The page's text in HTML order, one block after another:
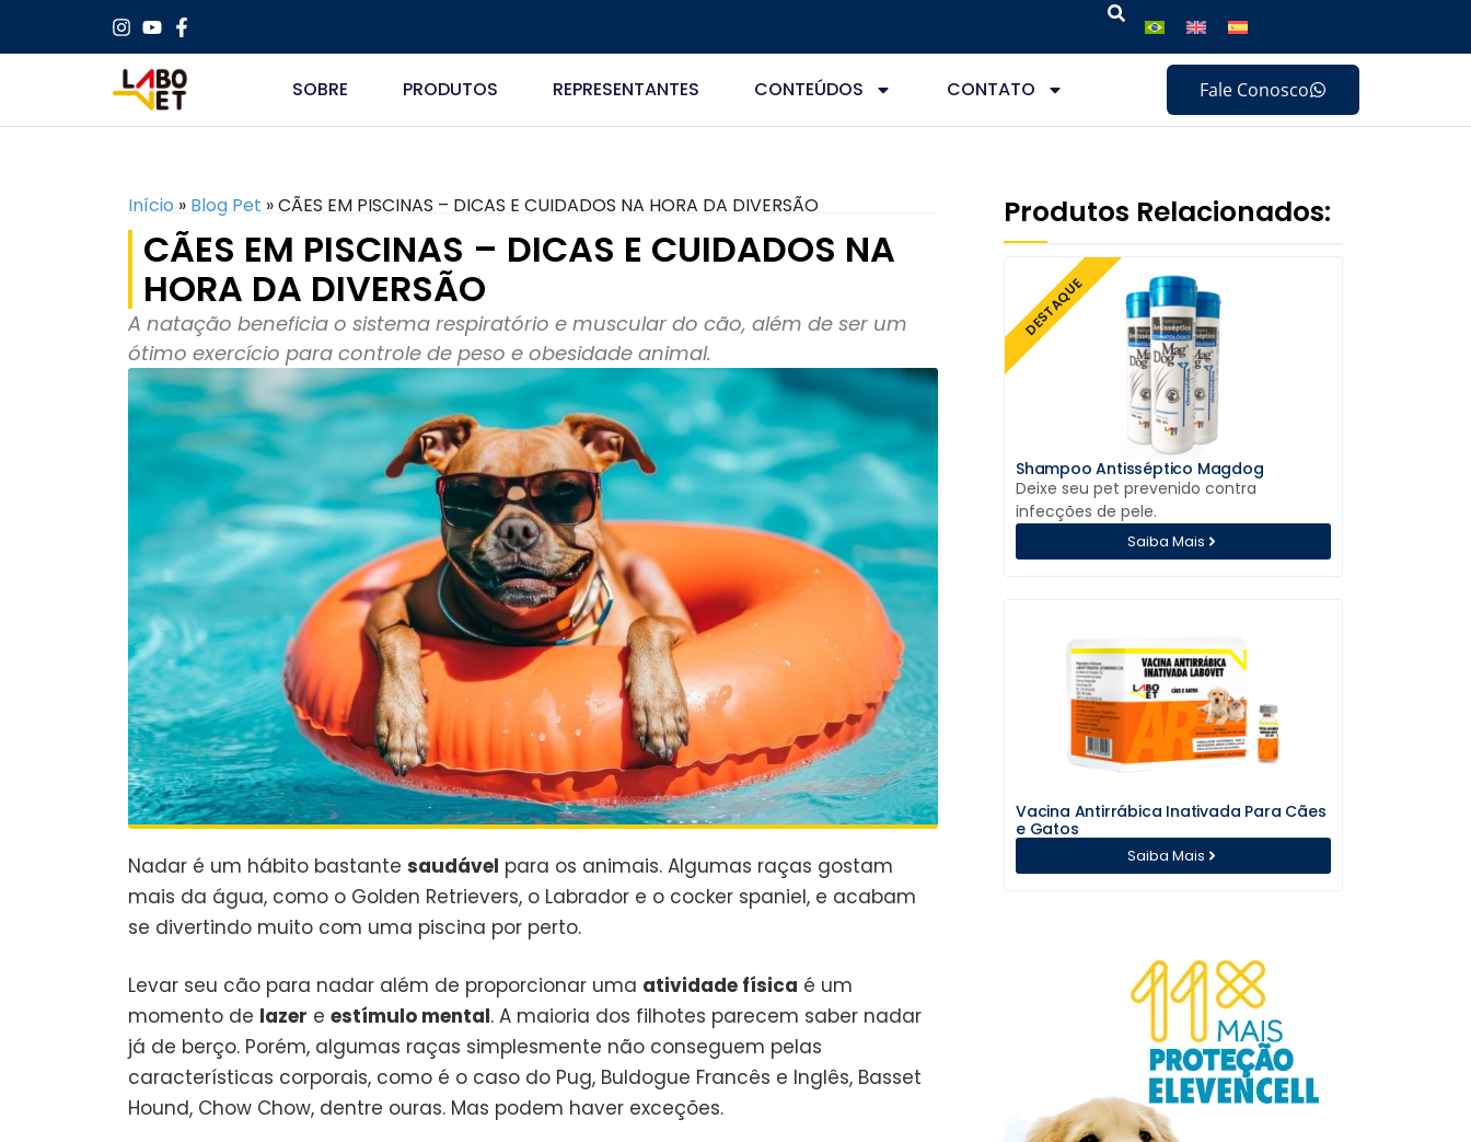
SOBRE PRODUTOS REPRESENTANTES CONTEÚDOS CONTATO Fale Conosco
Início » Blog Pet »CÃES EM PISCINAS – DICAS E CUIDADOS NA HORA DA DIVERSÃO
CÃES EM PISCINAS – DICAS E CUIDADOS NA
HORA DA DIVERSÃO
A natação beneficia o sistema respiratório e muscular do cão, além de ser um
ótimo exercício para controle de peso e obesidade animal.
Nadar é um hábito bastante saudável para os animais. Algumas raças gostam
mais da água, como o Golden Retrievers, o Labrador e o cocker spaniel, e acabam
se divertindo muito com uma piscina por perto.
Levar seu cão para nadar além de proporcionar uma atividade física é um
momento de lazer e estímulo mental. A maioria dos filhotes parecem saber nadar
já de berço. Porém, algumas raças simplesmente não conseguem pelas
características corporais, como é o caso do Pug, Buldogue Francês e Inglês, Basset
Hound, Chow Chow, dentre ouras. Mas podem haver exceções.
Produtos Relacionados:
DESTAQUE
Saiba Mais
Shampoo Antisséptico Magdog
Deixe seu pet prevenido contra
infecções de pele.
Saiba Mais
Vacina Antirrábica Inativada Para Cães
e Gatos